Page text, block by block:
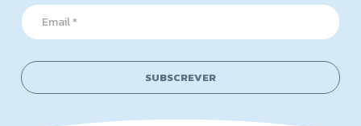
a
m
N
a
m
E
m
a
l
*
SUBSCREVER